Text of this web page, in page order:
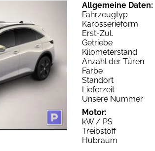
Allgemeine Daten:
Fahrzeugtyp
Karosserieform
Erst-Zul.
Getriebe
Kilometerstand
Anzahl der Türen
Farbe
Standort
Lieferzeit
Unsere Nummer
Motor:
kW / PS
Treibstoff
Hubraum